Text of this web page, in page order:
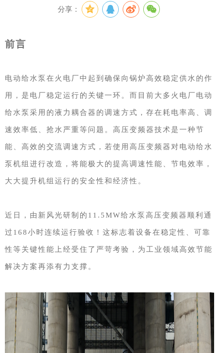
分享：
前言
电动给水泵在火电厂中起到确保向锅炉高效稳定供水的作
用，是电厂稳定运行的关键一环。而目前大多火电厂电动
给水泵采用的液力耦合器 的调速方式，存在耗电率高、调
速效率低、抢水严重等问题。高压变频器技术是一种节
能、高效的交流调速方式，若使用高压变频器对电动给水
泵机组进行改造，将能极大的提高调速性能、节电效率，
大大提升机组运行的安全性和经济性。
近日，由新风光研制的11.5MW给水泵高压变频器顺利通
过168小时连续运行验收！这标志着设备在稳定性、可靠
性等关键性能上经受住了严苛考验，为工业领域高效节能
解决方案再添有力支撑。